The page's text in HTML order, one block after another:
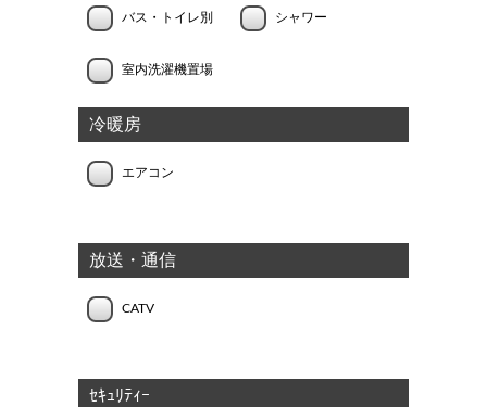
バス・トイレ別 シャワー
室内洗濯機置場
冷暖房
エアコン
放送・通信
CATV
ｾｷｭﾘﾃｨｰ